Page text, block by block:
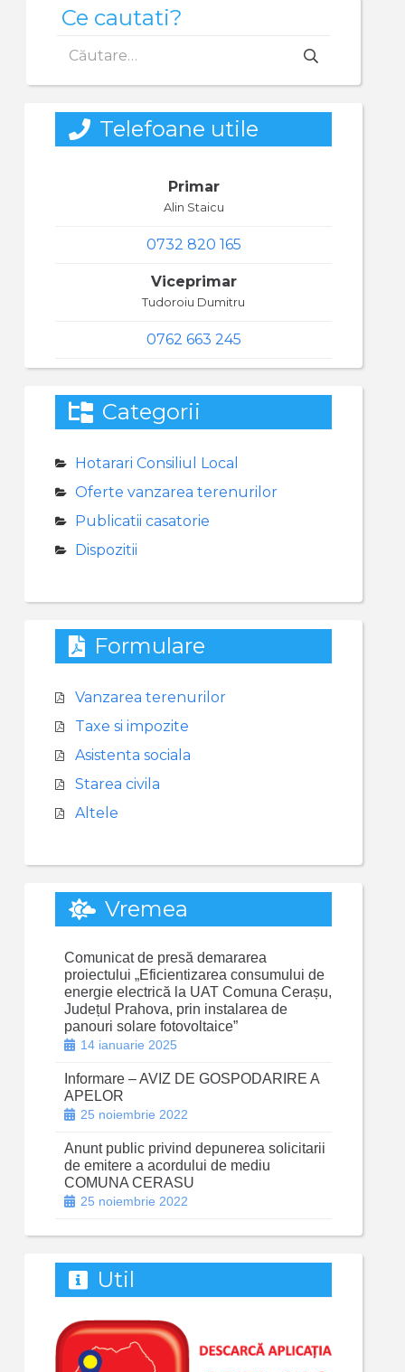
Ce cautati?
după:
Telefoane utile
Primar
Alin Staicu
0732 820 165
Viceprimar
Tudoroiu Dumitru
0762 663 245
Categorii
Hotarari Consiliul Local
Oferte vanzarea terenurilor
Publicatii casatorie
Dispozitii
Formulare
Vanzarea terenurilor
Taxe si impozite
Asistenta sociala
Starea civila
Altele
Vremea
Comunicat de presă demararea
proiectului „Eficientizarea consumului de
energie electrică la UAT Comuna Cerașu,
Județul Prahova, prin instalarea de
panouri solare fotovoltaice”
14 ianuarie 2025
Informare – AVIZ DE GOSPODARIRE A
APELOR
25 noiembrie 2022
Anunt public privind depunerea solicitarii
de emitere a acordului de mediu
COMUNA CERASU
25 noiembrie 2022
Util